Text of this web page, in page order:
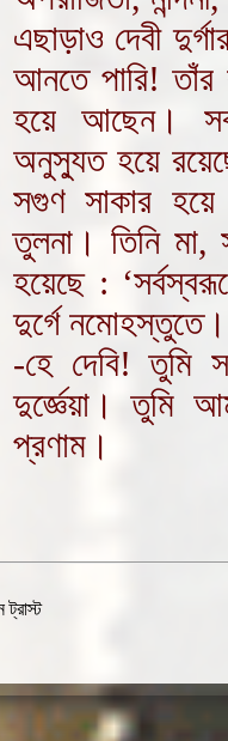
এছাড়াও দেবী
আনতে পারি!
হয়ে আছেন।
অনুস্যুত হয়ে
সগুণ সাকার হয়ে
তুলনা। তিনি মা,
হয়েছে :
দুর্গে
-হে দেবি! তুমি
দুর্জ্ঞেয়া। তুমি
প্রণাম।